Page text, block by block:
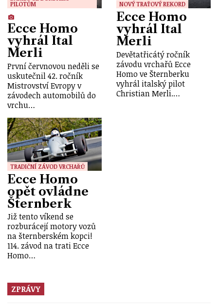
PILOTŮM
Ecce Homo
vyhrál Ital
Merli
První červnovou neděli se
uskutečnil 42. ročník
Mistrovství Evropy v
závodech automobilů do
vrchu…
NOVÝ TRAŤOVÝ REKORD
Ecce Homo
vyhrál Ital
Merli
Devětatřicátý ročník
závodu vrchařů Ecce
Homo ve Šternberku
vyhrál italský pilot
Christian Merli.…
TRADIČNÍ ZÁVOD VRCHAŘŮ
Ecce Homo
opět ovládne
Šternberk
Již tento víkend se
rozburácejí motory vozů
na šternberském kopci!
114. závod na trati Ecce
Homo…
ZPRÁVY